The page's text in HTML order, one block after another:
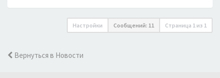
Настройки Сообщений: 11 Страница 1 из 1
Вернуться в Новости